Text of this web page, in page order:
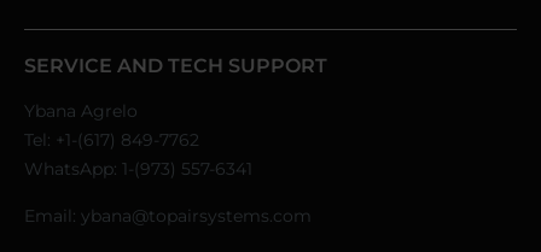
SERVICE AND TECH SUPPORT
Ybana Agrelo
Tel: +1-(617) 849-7762
WhatsApp: 1-(973) 557-6341
Email: ybana@topairsystems.com